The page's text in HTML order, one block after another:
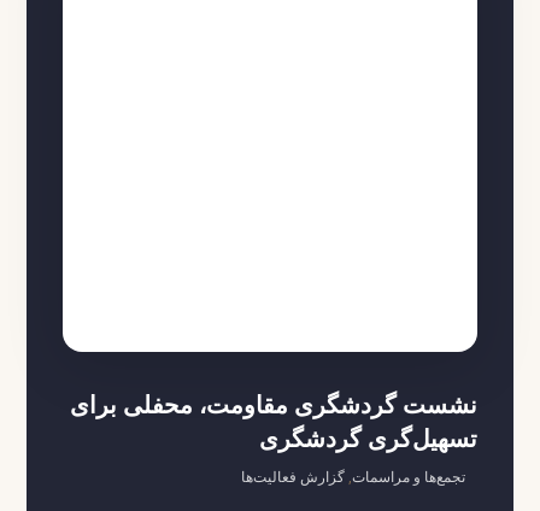
نشست گردشگری مقاومت، محفلی برای
تسهیل‌گری گردشگری
تجمع‌ها و مراسمات ,گزارش فعالیت‌ها